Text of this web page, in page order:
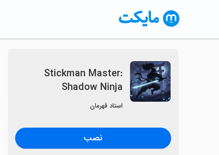
Stickman Master:
Shadow Ninja
استاد قهرمان
نصب